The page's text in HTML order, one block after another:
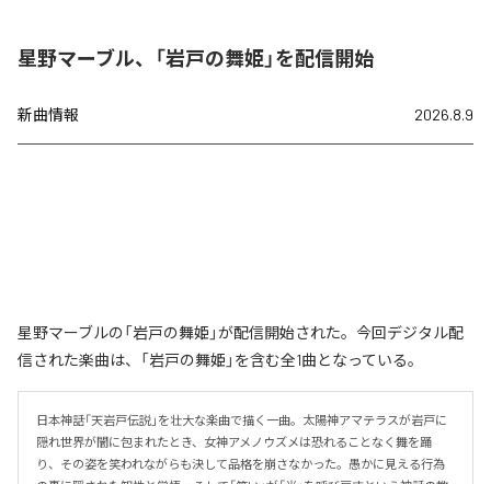
星野マーブル、「岩戸の舞姫」を配信開始
新曲情報 2026.8.9
星野マーブルの「岩戸の舞姫」が配信開始された。今回デジタル配
信された楽曲は、「岩戸の舞姫」を含む全1曲となっている。
日本神話「天岩戸伝説」を壮大な楽曲で描く一曲。太陽神アマテラスが岩戸に
隠れ世界が闇に包まれたとき、女神アメノウズメは恐れることなく舞を踊
り、その姿を笑われながらも決して品格を崩さなかった。愚かに見える行為